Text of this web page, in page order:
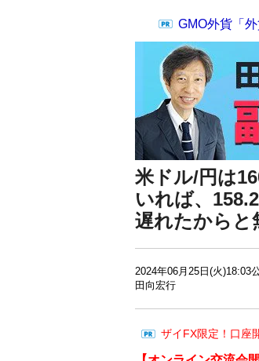
GMO外貨「
米ドル/円は
いれば、
遅れたからと
2024年06月25日(火)18:03
田向宏行
ザイFX限定！口座